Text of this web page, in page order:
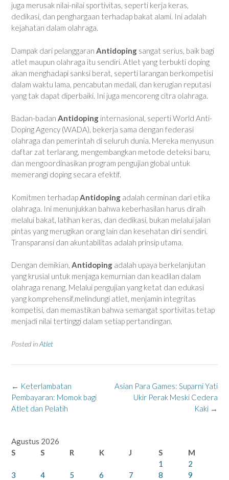
juga merusak nilai-nilai sportivitas, seperti kerja keras,
dedikasi, dan penghargaan terhadap bakat alami. Ini adalah
kejahatan dalam olahraga.
Dampak dari pelanggaran Antidoping sangat serius, baik bagi
atlet maupun olahraga itu sendiri. Atlet yang terbukti doping
akan menghadapi sanksi berat, seperti larangan berkompetisi
dalam waktu lama, pencabutan medali, dan kerugian reputasi
yang tak dapat diperbaiki. Ini juga mencoreng citra olahraga.
Badan-badan Antidoping internasional, seperti World Anti-
Doping Agency (WADA), bekerja sama dengan federasi
olahraga dan pemerintah di seluruh dunia. Mereka menyusun
daftar zat terlarang, mengembangkan metode deteksi baru,
dan mengoordinasikan program pengujian global untuk
memerangi doping secara efektif.
Komitmen terhadap Antidoping adalah cerminan dari etika
olahraga. Ini menunjukkan bahwa keberhasilan harus diraih
melalui bakat, latihan keras, dan dedikasi, bukan melalui jalan
pintas yang merugikan orang lain dan kesehatan diri sendiri.
Transparansi dan akuntabilitas adalah prinsip utama.
Dengan demikian, Antidoping adalah upaya berkelanjutan
yang krusial untuk menjaga kemurnian dan keadilan dalam
olahraga renang. Melalui pengujian yang ketat dan edukasi
yang komprehensif,melindungi atlet, menjamin integritas
kompetisi, dan memastikan bahwa semangat sportivitas tetap
menjadi nilai tertinggi dalam setiap pertandingan.
Posted inAtlet
Post
navigation
Asian Para Games: Suparni Yati
Ukir Perak Meski Cedera
Kaki →
← Keterlambatan
Pembayaran: Momok bagi
Atlet dan Pelatih
Agustus 2026
S
S R K J S
M
1
2
3
4 5 6 7 8
9